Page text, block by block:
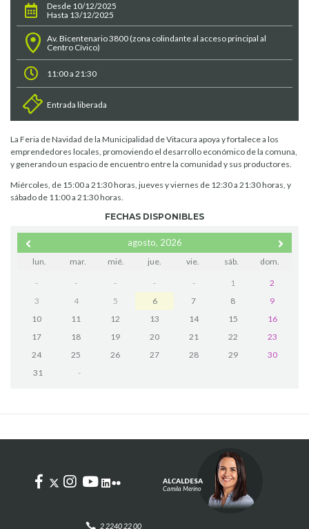
Desde 10/12/2025
Hasta 13/12/2025
Av. Bicentenario 3800 (zona colindante al acceso principal al
Centro Cívico)
11:00 a 21:30
Entrada liberada
La Feria de Navidad de la Municipalidad de Vitacura apoya y fortalece a los
emprendedores locales, promoviendo el desarrollo económico de la comuna,
y generando un espacio de encuentro entre la comunidad y sus productores.
Miércoles, de 15:00 a 21:30 horas, jueves y viernes de 12:30 a 21:30 horas, y
sábado de 11:00 a 21:30 horas.
FECHAS DISPONIBLES
agosto, 2026
lun. mar. mié. jue. vie. sáb. dom.
- - - - - 1
2
3
4 5 6 7 8
9
10
11 12 13 14 15
16
17
18 19 20 21 22
23
24
25 26 27 28 29
30
31
-
2 2240 22 00
ALCALDESA
Camila Merino